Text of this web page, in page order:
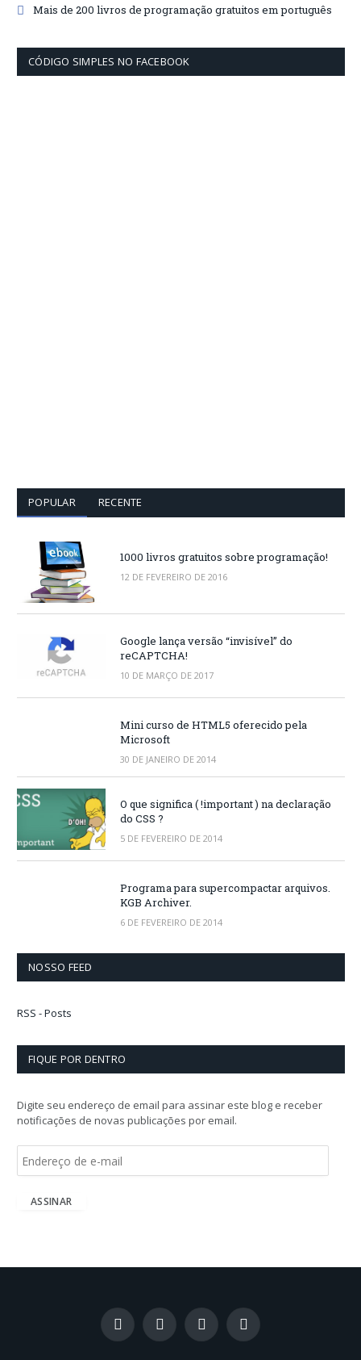
Mais de 200 livros de programação gratuitos em português
CÓDIGO SIMPLES NO FACEBOOK
POPULAR RECENTE
1000 livros gratuitos sobre programação!
12 DE FEVEREIRO DE 2016
Google lança versão “invisível” do
reCAPTCHA!
10 DE MARÇO DE 2017
Mini curso de HTML5 oferecido pela
Microsoft
30 DE JANEIRO DE 2014
O que significa ( !important ) na declaração
do CSS ?
5 DE FEVEREIRO DE 2014
Programa para supercompactar arquivos.
KGB Archiver.
6 DE FEVEREIRO DE 2014
NOSSO FEED
RSS - Posts
FIQUE POR DENTRO
Digite seu endereço de email para assinar este blog e receber
notificações de novas publicações por email.
ASSINAR
Facebook
X
(Twitter)
InstagramLinkedIn